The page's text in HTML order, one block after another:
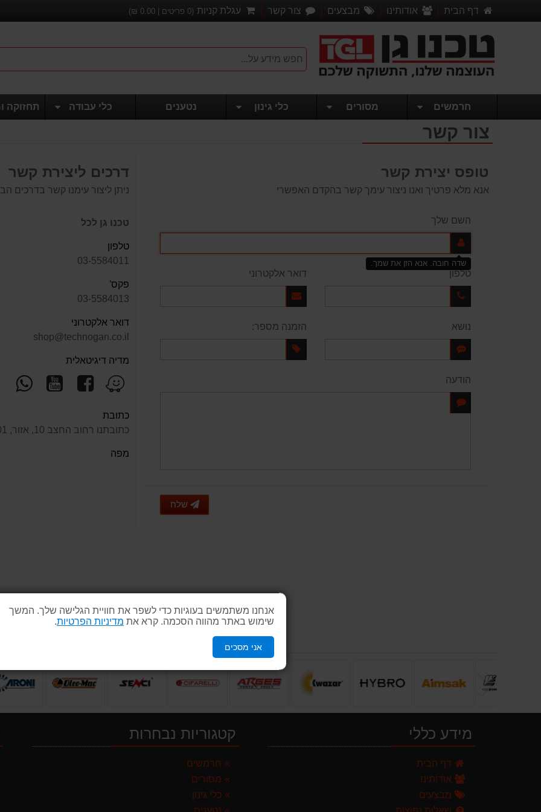
אנחנו משתמשים בעוגיות כדי לשפר את חוויית הגלישה שלך. המשך
שימוש באתר מהווה הסכמה. קרא את מדיניות הפרטיות
אני מסכים
דף הבית אודותינו מבצעים צור קשר עגלת קניות (
0 פריטים | 0.00
₪)
חרמשים מסורים כלי גינון נטענים כלי עבודה תחזוקה
צור קשר
דרכים ליצירת קשר
ניתן ליצור עימנו קשר בדרכים
טכנו גן לכל
טלפון
03-5584011
פקס'
03-5584013
דואר אלקטרוני
shop@technogan.co.il
מדיה דיגיטאלית
מצא
אותנו
עקוב
אחרינו
עקוב
אחרינו
כתובת
כתובתנו רחוב החצב 10, אזור, 58001
מפה
טופס יצירת קשר
אנא מלא פרטיך ואנו ניצור עימך קשר בהקדם האפשרי
השם שלך
שדה חובה. אנא הזן את שמך.
טלפון דואר אלקטרוני
נושא הזמנה מספר:
הודעה
שלח
הקודם
מידע כללי
דף הבית
אודותינו
מבצעים
299.00 ₪
קטגוריות נבחרות
חרמשים
מסורים
כלי גינון